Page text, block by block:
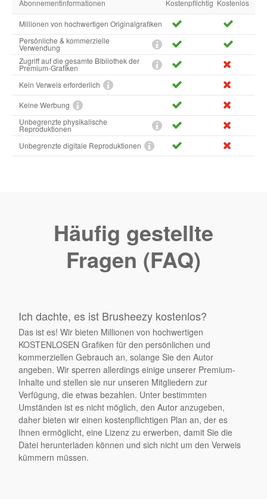
Abonnementinformationen Kostenpflichtig Kostenlos
Millionen von hochwertigen Originalgrafiken
Persönliche & kommerzielle
Verwendung
Zugriff auf die gesamte Bibliothek der
Premium-Grafiken
Kein Verweis erforderlich
Keine Werbung
Unbegrenzte physikalische
Reproduktionen
Unbegrenzte digitale Reproduktionen
Häufig gestellte
Fragen (FAQ)
Ich dachte, es ist Brusheezy kostenlos?
Das ist es! Wir bieten Millionen von hochwertigen
KOSTENLOSEN Grafiken für den persönlichen und
kommerziellen Gebrauch an, solange Sie den Autor
angeben. Wir sperren allerdings einige unserer Premium-
Inhalte und stellen sie nur unseren Mitgliedern zur
Verfügung, die etwas bezahlen. Unter bestimmten
Umständen ist es nicht möglich, den Autor anzugeben,
daher bieten wir einen kostenpflichtigen Plan an, der es
Ihnen ermöglicht, eine Lizenz zu erwerben, damit Sie die
Datei herunterladen können und sich nicht um den Verweis
kümmern müssen.